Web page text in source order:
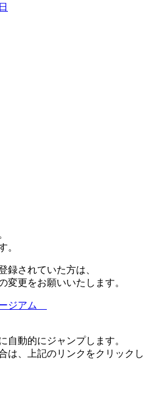
。
録されていた方は、
変更をお願いいたします。
ジアム
自動的にジャンプします。
は、上記のリンクをクリックし